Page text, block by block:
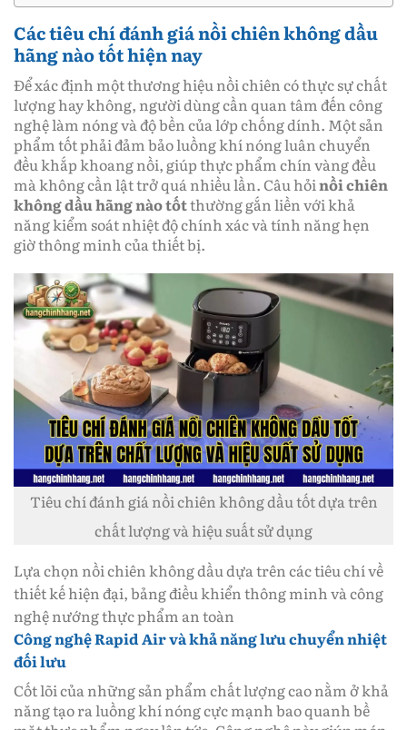
Các tiêu chí đánh giá nồi chiên không dầu
hãng nào tốt hiện nay
Để xác định một thương hiệu nồi chiên có thực sự chất
lượng hay không, người dùng cần quan tâm đến công
nghệ làm nóng và độ bền của lớp chống dính. Một sản
phẩm tốt phải đảm bảo luồng khí nóng luân chuyển
đều khắp khoang nồi, giúp thực phẩm chín vàng đều
mà không cần lật trở quá nhiều lần. Câu hỏinồi chiên
không dầu hãng nào tốtthường gắn liền với khả
năng kiểm soát nhiệt độ chính xác và tính năng hẹn
giờ thông minh của thiết bị.
Tiêu chí đánh giá nồi chiên không dầu tốt dựa trên
chất lượng và hiệu suất sử dụng
Lựa chọn nồi chiên không dầu dựa trên các tiêu chí về
thiết kế hiện đại, bảng điều khiển thông minh và công
nghệ nướng thực phẩm an toàn
Công nghệ Rapid Air và khả năng lưu chuyển nhiệt
đối lưu
Cốt lõi của những sản phẩm chất lượng cao nằm ở khả
năng tạo ra luồng khí nóng cực mạnh bao quanh bề